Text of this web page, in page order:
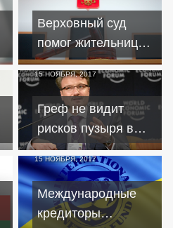
Верховный суд
помог жительнице
Уфы вернуть
средства за
навязанную
страховку по
кредиту
15 НОЯБРЯ, 2017
Греф не видит
рисков пузыря в
ипотечном
кредитовании
15 НОЯБРЯ, 2017
Международные
кредиторы